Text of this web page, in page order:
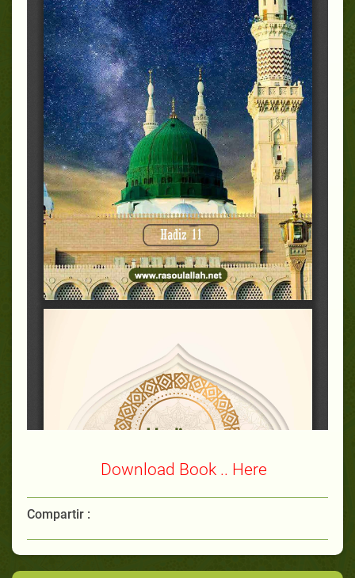
Download Book .. Here
Compartir :